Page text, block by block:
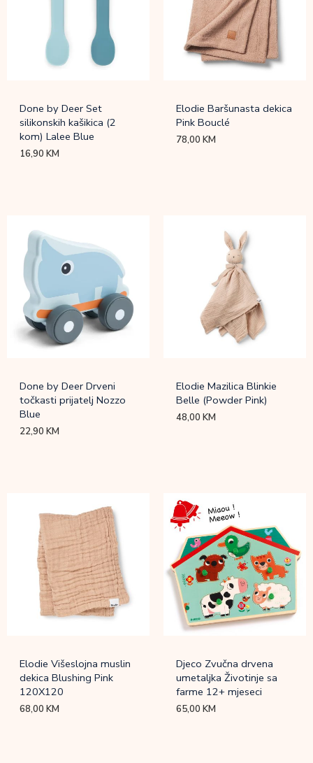
Done by Deer Set
silikonskih kašikica (2
kom) Lalee Blue
16,90KM
Elodie Baršunasta dekica
Pink Bouclé
78,00KM
Done by Deer Drveni
točkasti prijatelj Nozzo
Blue
22,90KM
Elodie Mazilica Blinkie
Belle (Powder Pink)
48,00KM
Elodie Višeslojna muslin
dekica Blushing Pink
120X120
68,00KM
Djeco Zvučna drvena
umetaljka Životinje sa
farme 12+ mjeseci
65,00KM